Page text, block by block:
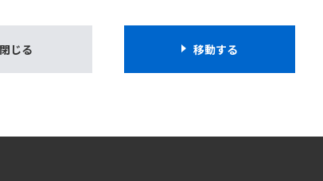
閉じる 移動する